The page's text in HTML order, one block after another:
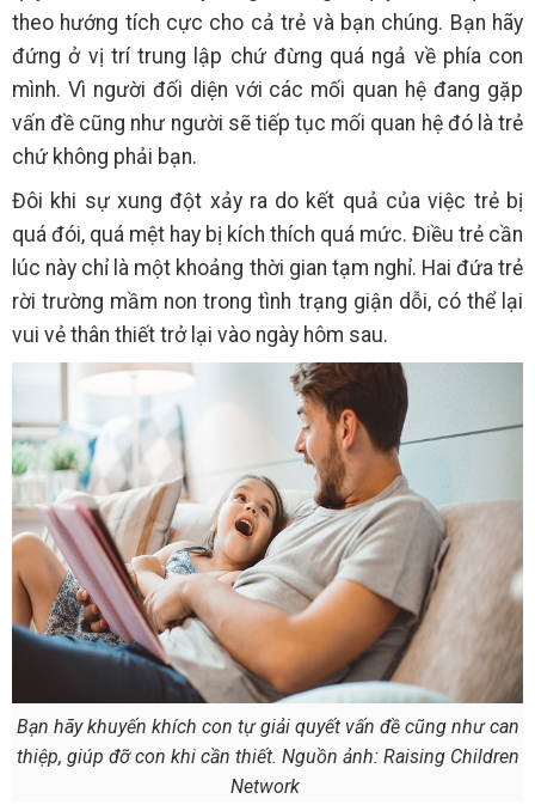
theo hướng tích cực cho cả trẻ và bạn chúng. Bạn hãy
đứng ở vị trí trung lập chứ đừng quá ngả về phía con
mình. Vì người đối diện với các mối quan hệ đang gặp
vấn đề cũng như người sẽ tiếp tục mối quan hệ đó là trẻ
chứ không phải bạn.
Đôi khi sự xung đột xảy ra do kết quả của việc trẻ bị
quá đói, quá mệt hay bị kích thích quá mức. Điều trẻ cần
lúc này chỉ là một khoảng thời gian tạm nghỉ. Hai đứa trẻ
rời trường mầm non trong tình trạng giận dỗi, có thể lại
vui vẻ thân thiết trở lại vào ngày hôm sau.
Bạn hãy khuyến khích con tự giải quyết vấn đề cũng như can
thiệp, giúp đỡ con khi cần thiết. Nguồn ảnh: Raising Children
Network